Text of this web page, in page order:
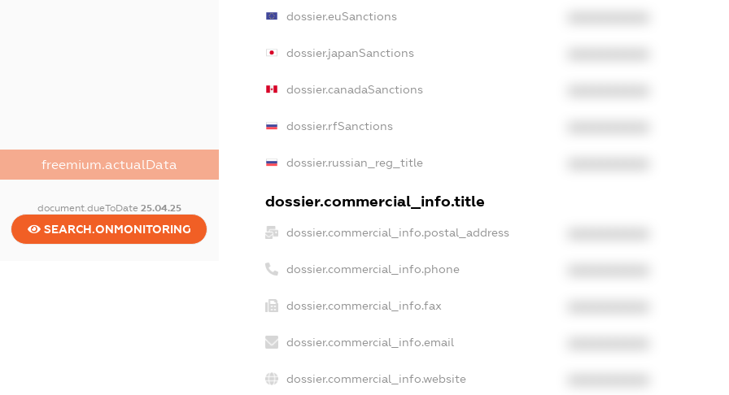
freemium.actualData
document.dueToDate 25.04.25
SEARCH.ONMONITORING
dossier.euSanctions
dossier.japanSanctions
dossier.canadaSanctions
dossier.rfSanctions
dossier.russian_reg_title
dossier.commercial_info.title
dossier.commercial_info.postal_address
dossier.commercial_info.phone
dossier.commercial_info.fax
dossier.commercial_info.email
dossier.commercial_info.website